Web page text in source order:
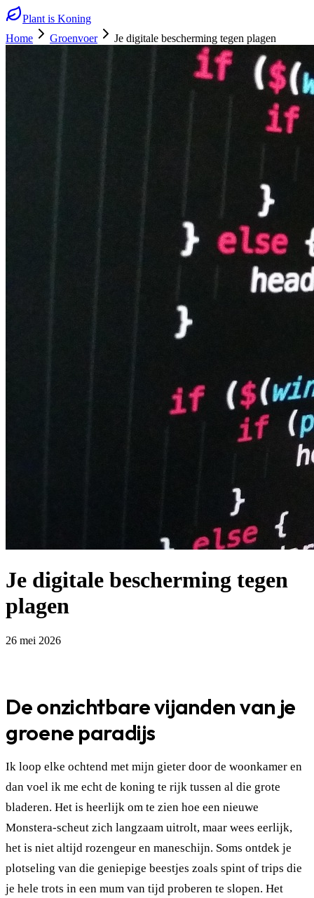
Plant is Koning
Home
Groenvoer Je digitale bescherming tegen plagen
Je digitale bescherming tegen
plagen
26 mei 2026
De onzichtbare vijanden van je
groene paradijs
Ik loop elke ochtend met mijn gieter door de woonkamer en
dan voel ik me echt de koning te rijk tussen al die grote
bladeren. Het is heerlijk om te zien hoe een nieuwe
Monstera-scheut zich langzaam uitrolt, maar wees eerlijk,
het is niet altijd rozengeur en maneschijn. Soms ontdek je
plotseling van die geniepige beestjes zoals spint of trips die
je hele trots in een mum van tijd proberen te slopen. Het